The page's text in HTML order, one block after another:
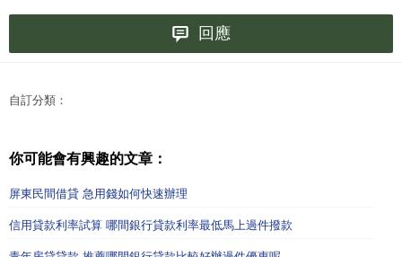
回應
自訂分類：
你可能會有興趣的文章：
屏東民間借貸 急用錢如何快速辦理
信用貸款利率試算 哪間銀行貸款利率最低馬上過件撥款